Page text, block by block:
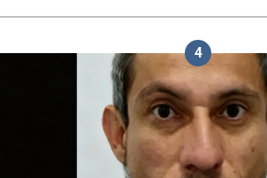
4